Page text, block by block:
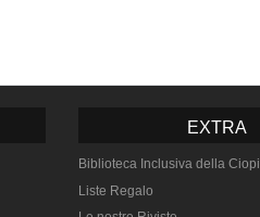
EXTRA
Biblioteca Inclusiva della Ciopi
Liste Regalo